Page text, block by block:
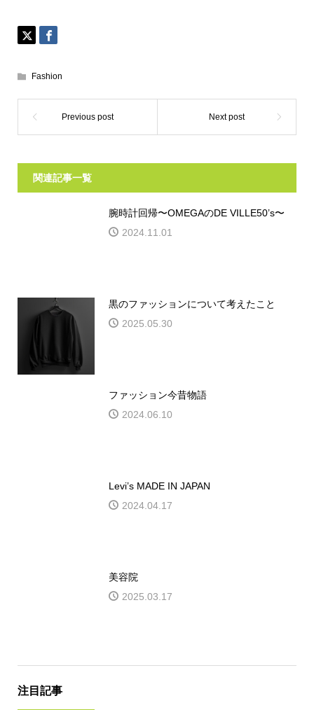
Fashion
関連記事一覧
腕時計回帰〜OMEGAのDE VILLE50’s〜
2024.11.01
黒のファッションについて考えたこと
2025.05.30
ファッション今昔物語
2024.06.10
Levi’s MADE IN JAPAN
2024.04.17
美容院
2025.03.17
注目記事